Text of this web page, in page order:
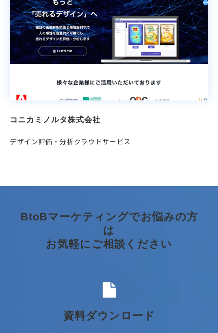
コニカミノルタ株式会社
デザイン評価・分析クラウドサービス
BtoBマーケティングでお悩みの方
は
お気軽にご相談ください
資料ダウンロード